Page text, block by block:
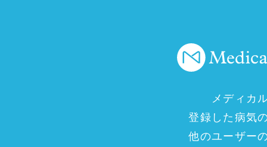
メディカ
登録した病気
他のユーザー